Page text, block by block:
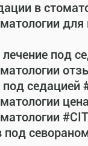
в
под
под седацией
под